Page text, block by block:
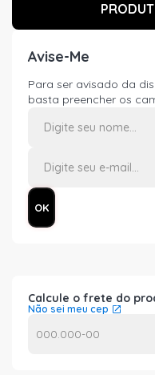
Avise-Me
Para ser avisado da
basta preencher os
Calcule o frete do
Não sei meu cep